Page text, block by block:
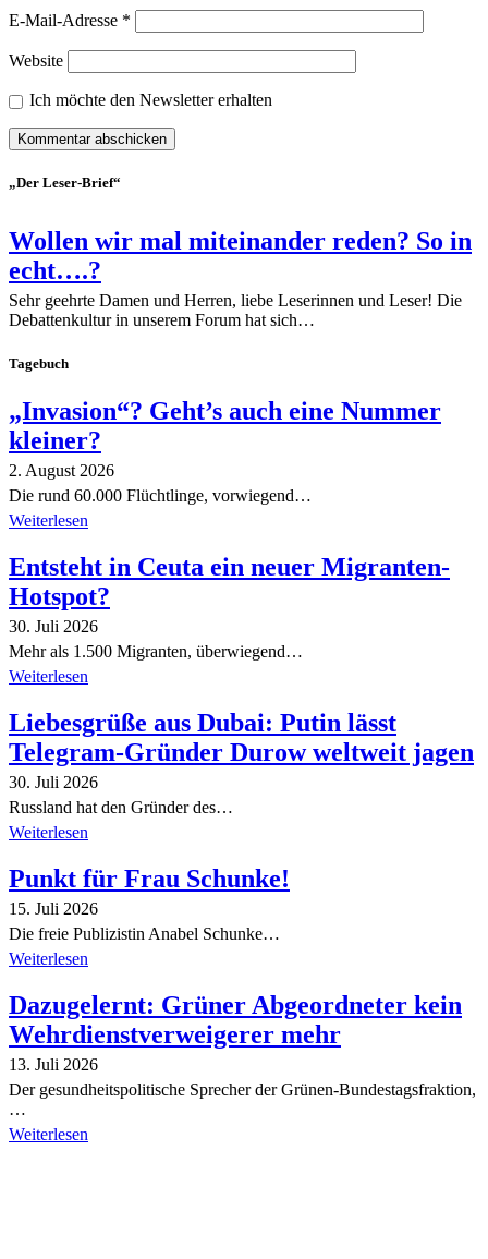
E-Mail-Adresse *
Website
Ich möchte den Newsletter erhalten
„Der Leser-Brief“
Wollen wir mal miteinander reden? So in
echt….?
Sehr geehrte Damen und Herren, liebe Leserinnen und Leser! Die
Debattenkultur in unserem Forum hat sich…
Tagebuch
„Invasion“? Geht’s auch eine Nummer
kleiner?
2. August 2026
Die rund 60.000 Flüchtlinge, vorwiegend…
Weiterlesen
Entsteht in Ceuta ein neuer Migranten-
Hotspot?
30. Juli 2026
Mehr als 1.500 Migranten, überwiegend…
Weiterlesen
Liebesgrüße aus Dubai: Putin lässt
Telegram-Gründer Durow weltweit jagen
30. Juli 2026
Russland hat den Gründer des…
Weiterlesen
Punkt für Frau Schunke!
15. Juli 2026
Die freie Publizistin Anabel Schunke…
Weiterlesen
Dazugelernt: Grüner Abgeordneter kein
Wehrdienstverweigerer mehr
13. Juli 2026
Der gesundheitspolitische Sprecher der Grünen-Bundestagsfraktion,
…
Weiterlesen